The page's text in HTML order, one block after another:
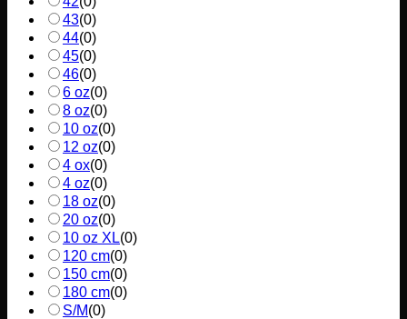
43(0)
44(0)
45(0)
46(0)
6 oz(0)
8 oz(0)
10 oz(0)
12 oz(0)
4 ox(0)
4 oz(0)
18 oz(0)
20 oz(0)
10 oz XL(0)
120 cm(0)
150 cm(0)
180 cm(0)
S/M(0)